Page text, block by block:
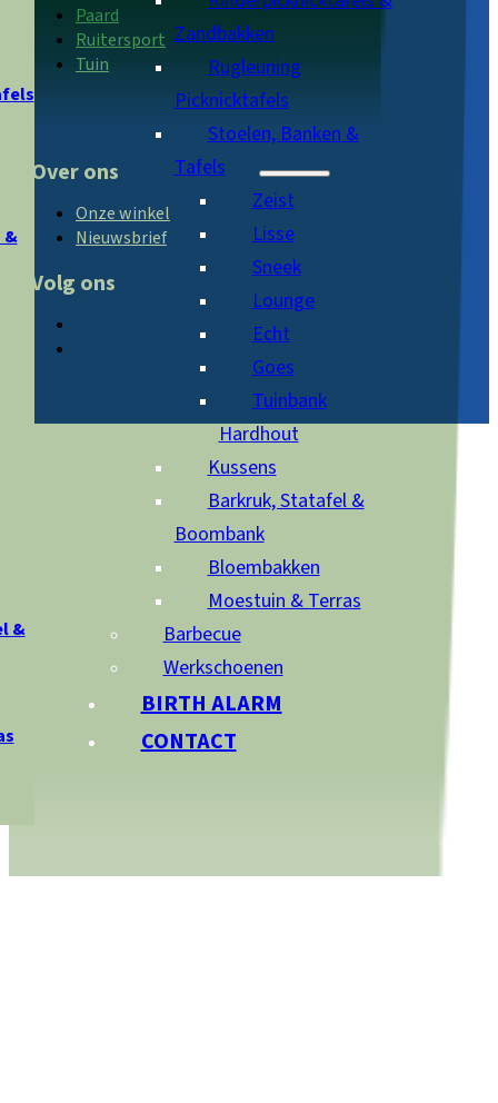
&
&
Zandbakken
Rugleuning
Picknicktafels
Stoelen, Banken &
Tafels
Zeist
Lisse
Sneek
Lounge
Echt
Goes
Tuinbank
Hardhout
Kussens
Barkruk, Statafel &
Boombank
Bloembakken
Moestuin & Terras
Barbecue
Werkschoenen
BIRTH ALARM
CONTACT
Paard
Ruitersport
Tuin
Over ons
Onze winkel
Nieuwsbrief
Volg ons